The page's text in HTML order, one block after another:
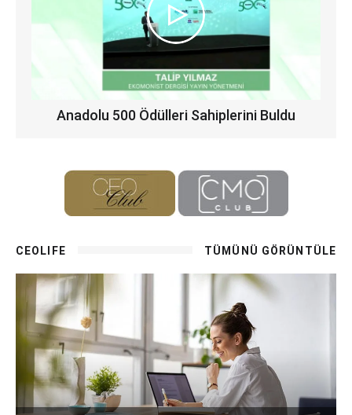
Anadolu 500 Ödülleri Sahiplerini Buldu
CEOLIFE TÜMÜNÜ GÖRÜNTÜLE